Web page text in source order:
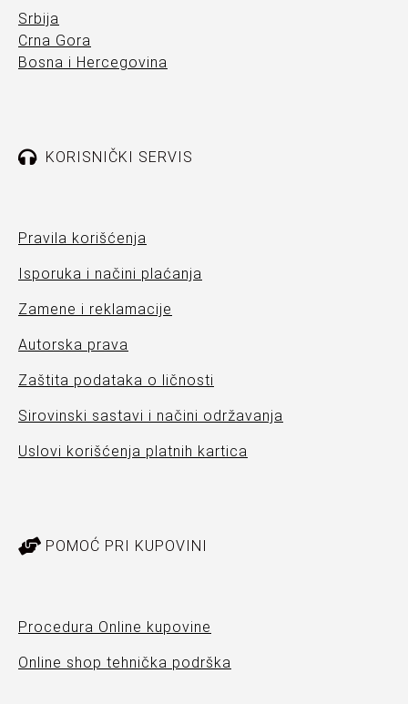
Srbija
Crna Gora
Bosna i Hercegovina
KORISNIČKI SERVIS
Pravila korišćenja
Isporuka i načini plaćanja
Zamene i reklamacije
Autorska prava
Zaštita podataka o ličnosti
Sirovinski sastavi i načini održavanja
Uslovi korišćenja platnih kartica
POMOĆ PRI KUPOVINI
Procedura Online kupovine
Online shop tehnička podrška